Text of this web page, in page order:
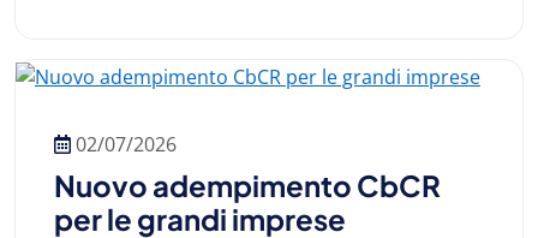
02/07/2026
Nuovo adempimento CbCR
per le grandi imprese